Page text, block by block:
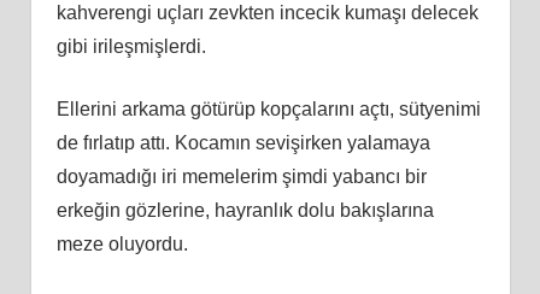
kahverengi uçları zevkten incecik kumaşı delecek
gibi irileşmişlerdi.
Ellerini arkama götürüp kopçalarını açtı, sütyenimi
de fırlatıp attı. Kocamın sevişirken yalamaya
doyamadığı iri memelerim şimdi yabancı bir
erkeğin gözlerine, hayranlık dolu bakışlarına
meze oluyordu.